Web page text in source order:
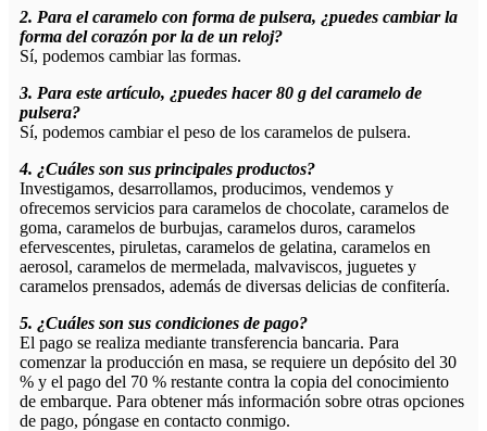
2. Para el caramelo con forma de pulsera, ¿puedes cambiar la
forma del corazón por la de un reloj?
Sí, podemos cambiar las formas.
3. Para este artículo, ¿puedes hacer 80 g del caramelo de
pulsera?
Sí, podemos cambiar el peso de los caramelos de pulsera.
4. ¿Cuáles son sus principales productos?
Investigamos, desarrollamos, producimos, vendemos y
ofrecemos servicios para caramelos de chocolate, caramelos de
goma, caramelos de burbujas, caramelos duros, caramelos
efervescentes, piruletas, caramelos de gelatina, caramelos en
aerosol, caramelos de mermelada, malvaviscos, juguetes y
caramelos prensados, además de diversas delicias de confitería.
5. ¿Cuáles son sus condiciones de pago?
El pago se realiza mediante transferencia bancaria. Para
comenzar la producción en masa, se requiere un depósito del 30
% y el pago del 70 % restante contra la copia del conocimiento
de embarque. Para obtener más información sobre otras opciones
de pago, póngase en contacto conmigo.